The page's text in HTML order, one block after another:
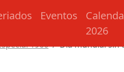
Eventos
2026
1960 Día mundial sin